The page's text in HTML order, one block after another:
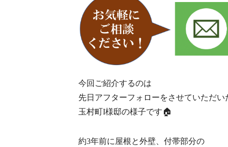
今回ご紹介するのは
先日アフターフォローをさせていただい
玉村町I様邸の様子です🏠
約3年前に屋根と外壁、付帯部分の